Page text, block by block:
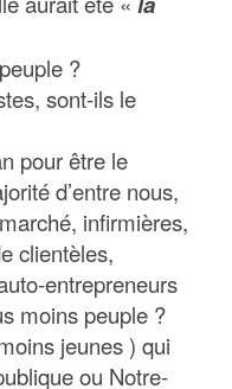
?
sont-ils le
pour être le
d’entre nous,
infirmières,
clientèles,
entrepreneurs
moins peuple ?
jeunes ) qui
ou Notre-